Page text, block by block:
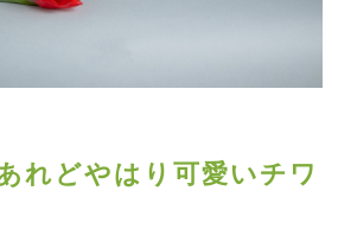
れどやはり可愛いチワ